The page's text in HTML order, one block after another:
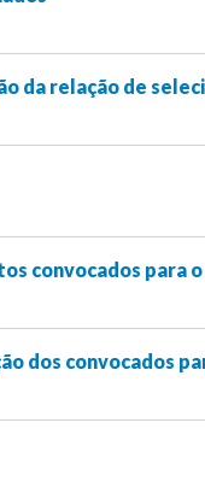
da relação de
convocados para
dos convocados